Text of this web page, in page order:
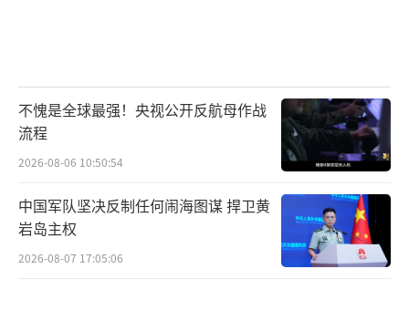
不愧是全球最强！央视公开反航母作战
流程
2026-08-06 10:50:54
中国军队坚决反制任何闹海图谋 捍卫黄
岩岛主权
2026-08-07 17:05:06